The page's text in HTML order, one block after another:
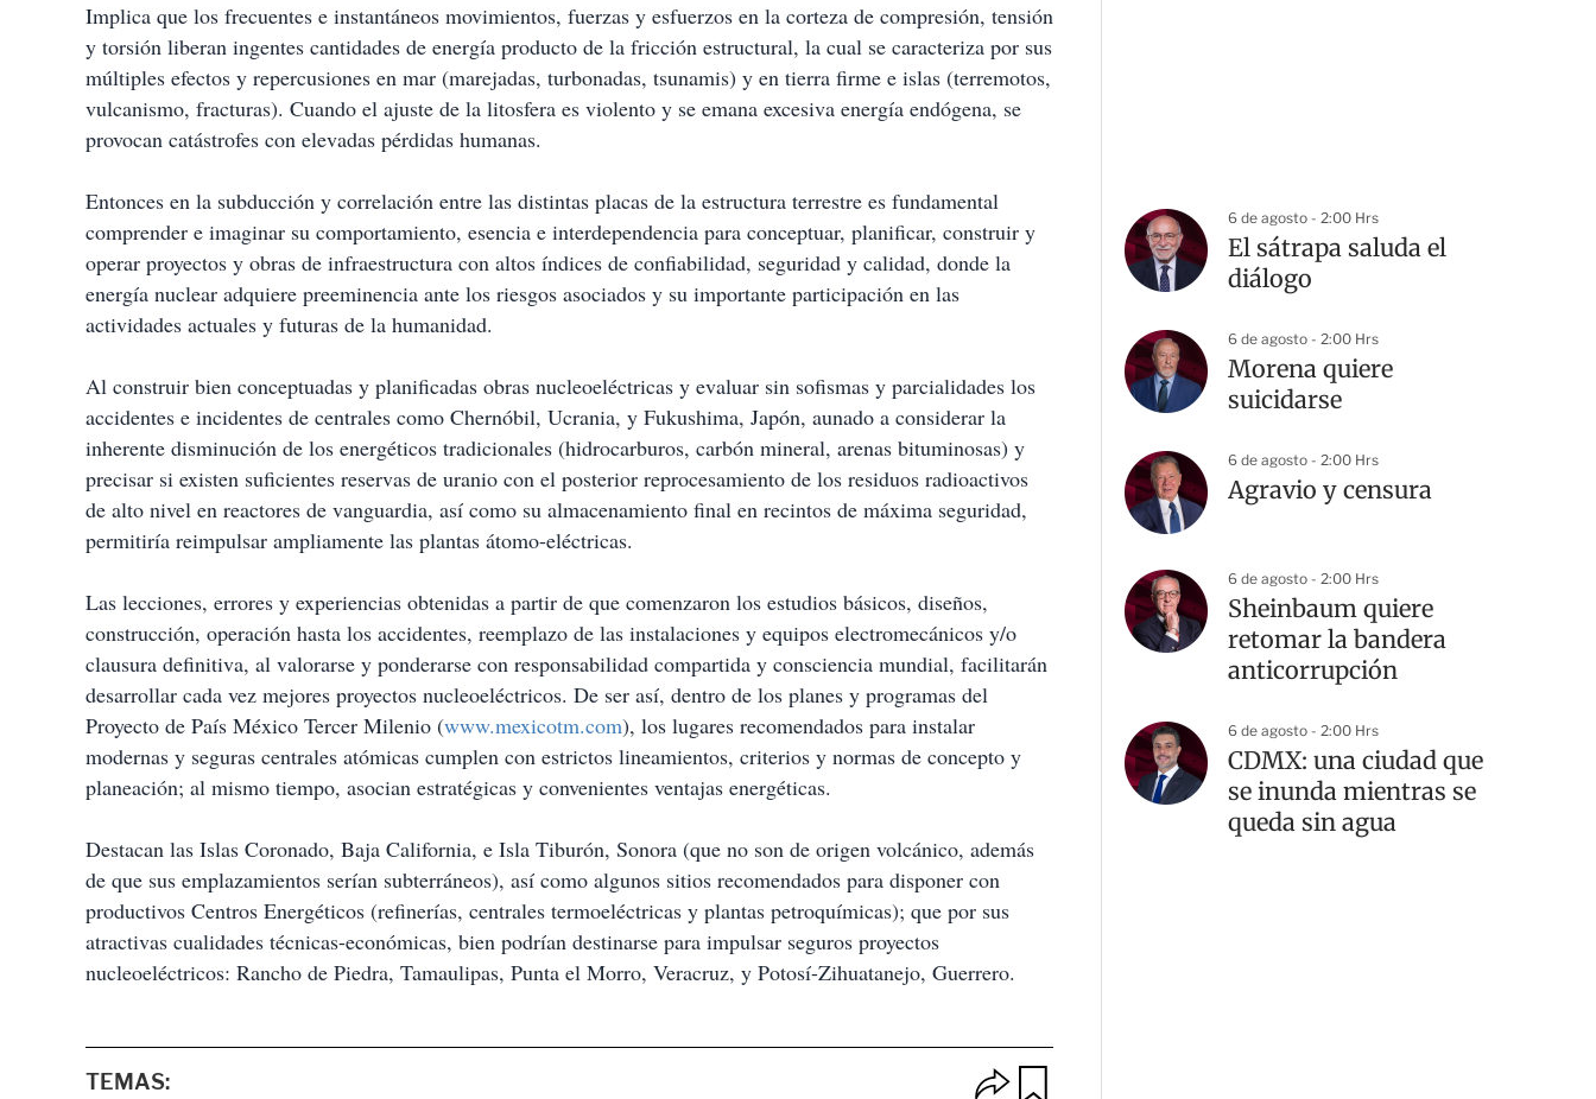
Implica que los frecuentes e instantáneos movimientos, fuerzas y esfuerzos en la corteza de compresión, tensión
y torsión liberan ingentes cantidades de energía producto de la fricción estructural, la cual se caracteriza por sus
múltiples efectos y repercusiones en mar (marejadas, turbonadas, tsunamis) y en tierra firme e islas (terremotos,
vulcanismo, fracturas). Cuando el ajuste de la litosfera es violento y se emana excesiva energía endógena, se
provocan catástrofes con elevadas pérdidas humanas.
Entonces en la subducción y correlación entre las distintas placas de la estructura terrestre es fundamental
comprender e imaginar su comportamiento, esencia e interdependencia para conceptuar, planificar, construir y
operar proyectos y obras de infraestructura con altos índices de confiabilidad, seguridad y calidad, donde la
energía nuclear adquiere preeminencia ante los riesgos asociados y su importante participación en las
actividades actuales y futuras de la humanidad.
Al construir bien conceptuadas y planificadas obras nucleoeléctricas y evaluar sin sofismas y parcialidades los
accidentes e incidentes de centrales como Chernóbil, Ucrania, y Fukushima, Japón, aunado a considerar la
inherente disminución de los energéticos tradicionales (hidrocarburos, carbón mineral, arenas bituminosas) y
precisar si existen suficientes reservas de uranio con el posterior reprocesamiento de los residuos radioactivos
de alto nivel en reactores de vanguardia, así como su almacenamiento final en recintos de máxima seguridad,
permitiría reimpulsar ampliamente las plantas átomo-eléctricas.
Las lecciones, errores y experiencias obtenidas a partir de que comenzaron los estudios básicos, diseños,
construcción, operación hasta los accidentes, reemplazo de las instalaciones y equipos electromecánicos y/o
clausura definitiva, al valorarse y ponderarse con responsabilidad compartida y consciencia mundial, facilitarán
desarrollar cada vez mejores proyectos nucleoeléctricos. De ser así, dentro de los planes y programas del
Proyecto de País México Tercer Milenio (www.mexicotm.com), los lugares recomendados para instalar
modernas y seguras centrales atómicas cumplen con estrictos lineamientos, criterios y normas de concepto y
planeación; al mismo tiempo, asocian estratégicas y convenientes ventajas energéticas.
Destacan las Islas Coronado, Baja California, e Isla Tiburón, Sonora (que no son de origen volcánico, además
de que sus emplazamientos serían subterráneos), así como algunos sitios recomendados para disponer con
productivos Centros Energéticos (refinerías, centrales termoeléctricas y plantas petroquímicas); que por sus
atractivas cualidades técnicas-económicas, bien podrían destinarse para impulsar seguros proyectos
nucleoeléctricos: Rancho de Piedra, Tamaulipas, Punta el Morro, Veracruz, y Potosí-Zihuatanejo, Guerrero.
TEMAS:
6 de agosto - 2:00 Hrs
El sátrapa saluda el
diálogo
6 de agosto - 2:00 Hrs
Morena quiere
suicidarse
6 de agosto - 2:00 Hrs
Agravio y censura
6 de agosto - 2:00 Hrs
Sheinbaum quiere
retomar la bandera
anticorrupción
6 de agosto - 2:00 Hrs
CDMX: una ciudad que
se inunda mientras se
queda sin agua